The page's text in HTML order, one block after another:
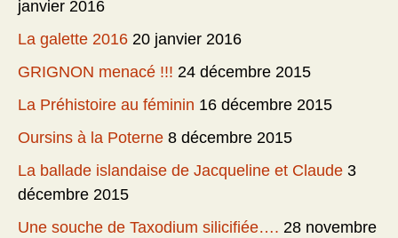
janvier 2016
La galette 2016 20 janvier 2016
GRIGNON menacé !!! 24 décembre 2015
La Préhistoire au féminin 16 décembre 2015
Oursins à la Poterne 8 décembre 2015
La ballade islandaise de Jacqueline et Claude 3
décembre 2015
Une souche de Taxodium silicifiée…. 28 novembre